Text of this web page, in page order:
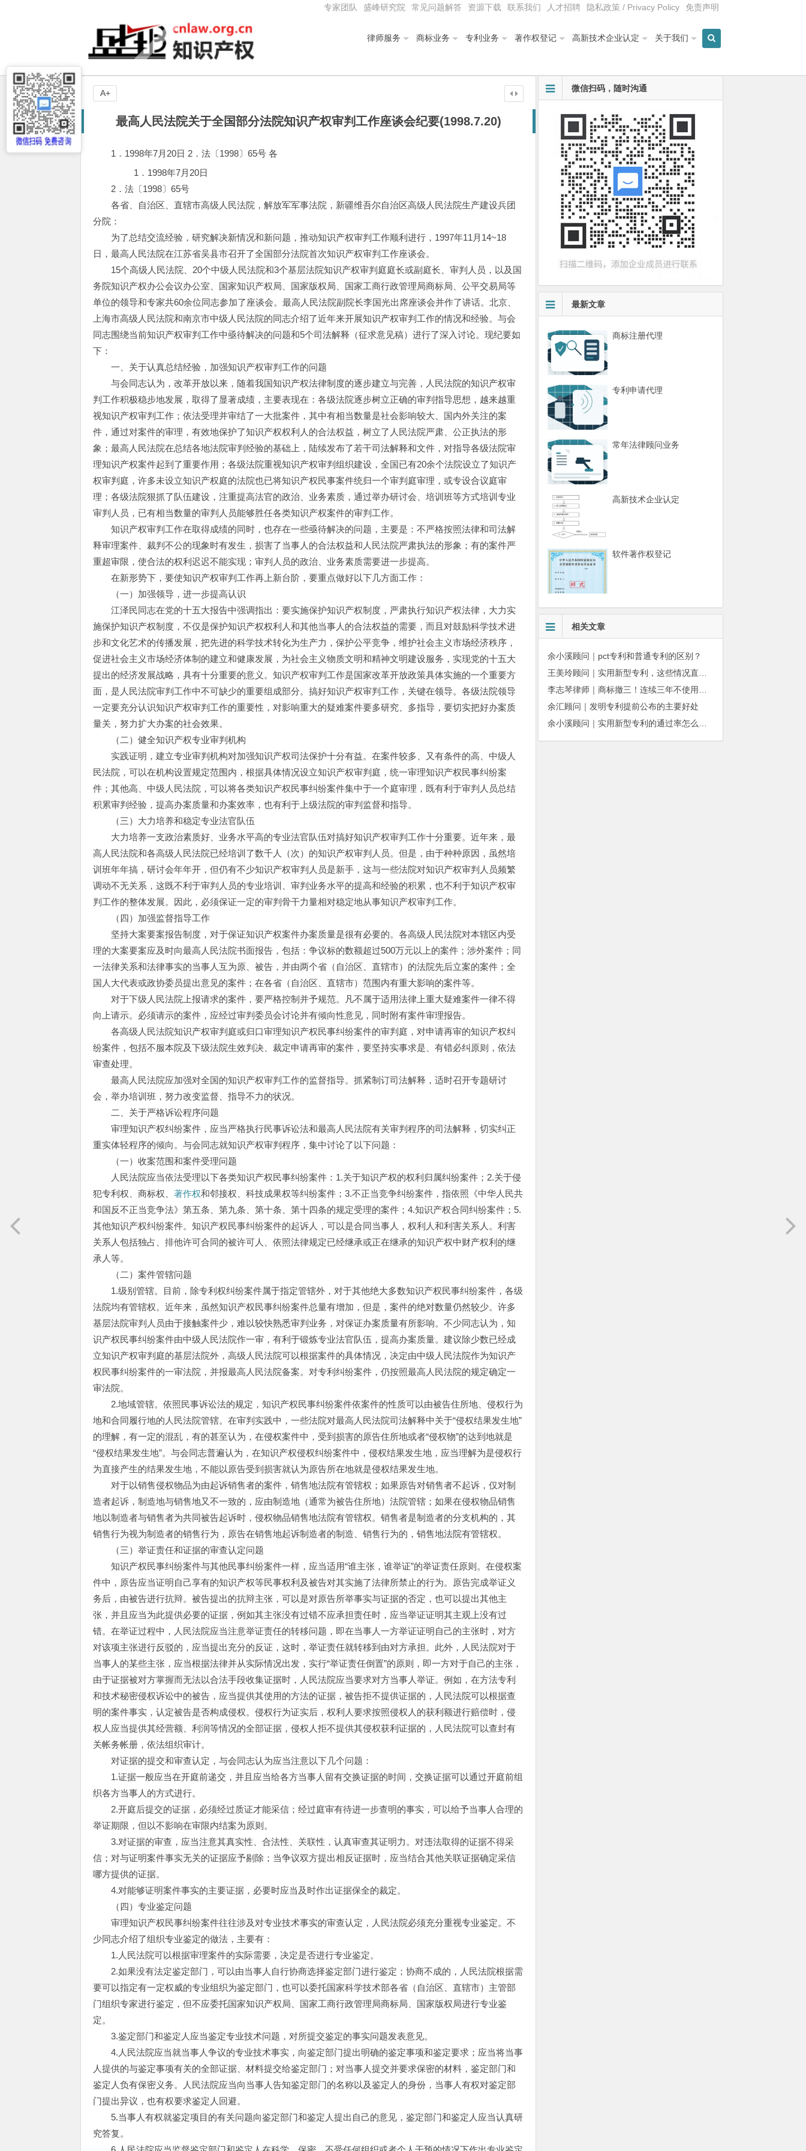
专家团队 盛峰研究院 常见问题解答 资源下载 联系我们 人才招聘 隐私政策 / Privacy Policy 免责声明
律师服务 商标业务 专利业务 著作权登记 高新技术企业认定 关于我们
最高人民法院关于全国部分法院知识产权审判工作座谈会纪要(1998.7.20)
1．1998年7月20日 2．法〔1998〕65号 各
1．1998年7月20日
2．法〔1998〕65号
各省、自治区、直辖市高级人民法院，解放军军事法院，新疆维吾尔自治区高级人民法院生产建设兵团
分院：
为了总结交流经验，研究解决新情况和新问题，推动知识产权审判工作顺利进行，1997年11月14~18
日，最高人民法院在江苏省吴县市召开了全国部分法院首次知识产权审判工作座谈会。
15个高级人民法院、20个中级人民法院和3个基层法院知识产权审判庭庭长或副庭长、审判人员，以及国
务院知识产权办公会议办公室、国家知识产权局、国家版权局、国家工商行政管理局商标局、公平交易局等
单位的领导和专家共60余位同志参加了座谈会。最高人民法院副院长李国光出席座谈会并作了讲话。北京、
上海市高级人民法院和南京市中级人民法院的同志介绍了近年来开展知识产权审判工作的情况和经验。与会
同志围绕当前知识产权审判工作中亟待解决的问题和5个司法解释（征求意见稿）进行了深入讨论。现纪要如
下：
一、关于认真总结经验，加强知识产权审判工作的问题
与会同志认为，改革开放以来，随着我国知识产权法律制度的逐步建立与完善，人民法院的知识产权审
判工作积极稳步地发展，取得了显著成绩，主要表现在：各级法院逐步树立正确的审判指导思想，越来越重
视知识产权审判工作；依法受理并审结了一大批案件，其中有相当数量是社会影响较大、国内外关注的案
件，通过对案件的审理，有效地保护了知识产权权利人的合法权益，树立了人民法院严肃、公正执法的形
象；最高人民法院在总结各地法院审判经验的基础上，陆续发布了若干司法解释和文件，对指导各级法院审
理知识产权案件起到了重要作用；各级法院重视知识产权审判组织建设，全国已有20余个法院设立了知识产
权审判庭，许多未设立知识产权庭的法院也已将知识产权民事案件统归一个审判庭审理，或专设合议庭审
理；各级法院狠抓了队伍建设，注重提高法官的政治、业务素质，通过举办研讨会、培训班等方式培训专业
审判人员，已有相当数量的审判人员能够胜任各类知识产权案件的审判工作。
知识产权审判工作在取得成绩的同时，也存在一些亟待解决的问题，主要是：不严格按照法律和司法解
释审理案件、裁判不公的现象时有发生，损害了当事人的合法权益和人民法院严肃执法的形象；有的案件严
重超审限，使合法的权利迟迟不能实现；审判人员的政治、业务素质需要进一步提高。
在新形势下，要使知识产权审判工作再上新台阶，要重点做好以下几方面工作：
（一）加强领导，进一步提高认识
江泽民同志在党的十五大报告中强调指出：要实施保护知识产权制度，严肃执行知识产权法律，大力实
施保护知识产权制度，不仅是保护知识产权权利人和其他当事人的合法权益的需要，而且对鼓励科学技术进
步和文化艺术的传播发展，把先进的科学技术转化为生产力，保护公平竞争，维护社会主义市场经济秩序，
促进社会主义市场经济体制的建立和健康发展，为社会主义物质文明和精神文明建设服务，实现党的十五大
提出的经济发展战略，具有十分重要的意义。知识产权审判工作是国家改革开放政策具体实施的一个重要方
面，是人民法院审判工作中不可缺少的重要组成部分。搞好知识产权审判工作，关键在领导。各级法院领导
一定要充分认识知识产权审判工作的重要性，对影响重大的疑难案件要多研究、多指导，要切实把好办案质
量关，努力扩大办案的社会效果。
（二）健全知识产权专业审判机构
实践证明，建立专业审判机构对加强知识产权司法保护十分有益。在案件较多、又有条件的高、中级人
民法院，可以在机构设置规定范围内，根据具体情况设立知识产权审判庭，统一审理知识产权民事纠纷案
件；其他高、中级人民法院，可以将各类知识产权民事纠纷案件集中于一个庭审理，既有利于审判人员总结
积累审判经验，提高办案质量和办案效率，也有利于上级法院的审判监督和指导。
（三）大力培养和稳定专业法官队伍
大力培养一支政治素质好、业务水平高的专业法官队伍对搞好知识产权审判工作十分重要。近年来，最
高人民法院和各高级人民法院已经培训了数千人（次）的知识产权审判人员。但是，由于种种原因，虽然培
训班年年搞，研讨会年年开，但仍有不少知识产权审判人员是新手，这与一些法院对知识产权审判人员频繁
调动不无关系，这既不利于审判人员的专业培训、审判业务水平的提高和经验的积累，也不利于知识产权审
判工作的整体发展。因此，必须保证一定的审判骨干力量相对稳定地从事知识产权审判工作。
（四）加强监督指导工作
坚持大案要案报告制度，对于保证知识产权案件办案质量是很有必要的。各高级人民法院对本辖区内受
理的大案要案应及时向最高人民法院书面报告，包括：争议标的数额超过500万元以上的案件；涉外案件；同
一法律关系和法律事实的当事人互为原、被告，并由两个省（自治区、直辖市）的法院先后立案的案件；全
国人大代表或政协委员提出意见的案件；在各省（自治区、直辖市）范围内有重大影响的案件等。
对于下级人民法院上报请求的案件，要严格控制并予规范。凡不属于适用法律上重大疑难案件一律不得
向上请示。必须请示的案件，应经过审判委员会讨论并有倾向性意见，同时附有案件审理报告。
各高级人民法院知识产权审判庭或归口审理知识产权民事纠纷案件的审判庭，对申请再审的知识产权纠
纷案件，包括不服本院及下级法院生效判决、裁定申请再审的案件，要坚持实事求是、有错必纠原则，依法
审查处理。
最高人民法院应加强对全国的知识产权审判工作的监督指导。抓紧制订司法解释，适时召开专题研讨
会，举办培训班，努力改变监督、指导不力的状况。
二、关于严格诉讼程序问题
审理知识产权纠纷案件，应当严格执行民事诉讼法和最高人民法院有关审判程序的司法解释，切实纠正
重实体轻程序的倾向。与会同志就知识产权审判程序，集中讨论了以下问题：
（一）收案范围和案件受理问题
人民法院应当依法受理以下各类知识产权民事纠纷案件：1.关于知识产权的权利归属纠纷案件；2.关于侵
犯专利权、商标权、著作权和邻接权、科技成果权等纠纷案件；3.不正当竞争纠纷案件，指依照《中华人民共
和国反不正当竞争法》第五条、第九条、第十条、第十四条的规定受理的案件；4.知识产权合同纠纷案件；5.
其他知识产权纠纷案件。知识产权民事纠纷案件的起诉人，可以是合同当事人，权利人和利害关系人。利害
关系人包括独占、排他许可合同的被许可人、依照法律规定已经继承或正在继承的知识产权中财产权利的继
承人等。
（二）案件管辖问题
1.级别管辖。目前，除专利权纠纷案件属于指定管辖外，对于其他绝大多数知识产权民事纠纷案件，各级
法院均有管辖权。近年来，虽然知识产权民事纠纷案件总量有增加，但是，案件的绝对数量仍然较少。许多
基层法院审判人员由于接触案件少，难以较快熟悉审判业务，对保证办案质量有所影响。不少同志认为，知
识产权民事纠纷案件由中级人民法院作一审，有利于锻炼专业法官队伍，提高办案质量。建议除少数已经成
立知识产权审判庭的基层法院外，高级人民法院可以根据案件的具体情况，决定由中级人民法院作为知识产
权民事纠纷案件的一审法院，并报最高人民法院备案。对专利纠纷案件，仍按照最高人民法院的规定确定一
审法院。
2.地域管辖。依照民事诉讼法的规定，知识产权民事纠纷案件依案件的性质可以由被告住所地、侵权行为
地和合同履行地的人民法院管辖。在审判实践中，一些法院对最高人民法院司法解释中关于“侵权结果发生地”
的理解，有一定的混乱，有的甚至认为，在侵权案件中，受到损害的原告住所地或者“侵权物”的达到地就是
“侵权结果发生地”。与会同志普遍认为，在知识产权侵权纠纷案件中，侵权结果发生地，应当理解为是侵权行
为直接产生的结果发生地，不能以原告受到损害就认为原告所在地就是侵权结果发生地。
对于以销售侵权物品为由起诉销售者的案件，销售地法院有管辖权；如果原告对销售者不起诉，仅对制
造者起诉，制造地与销售地又不一致的，应由制造地（通常为被告住所地）法院管辖；如果在侵权物品销售
地以制造者与销售者为共同被告起诉时，侵权物品销售地法院有管辖权。销售者是制造者的分支机构的，其
销售行为视为制造者的销售行为，原告在销售地起诉制造者的制造、销售行为的，销售地法院有管辖权。
（三）举证责任和证据的审查认定问题
知识产权民事纠纷案件与其他民事纠纷案件一样，应当适用“谁主张，谁举证”的举证责任原则。在侵权案
件中，原告应当证明自己享有的知识产权等民事权利及被告对其实施了法律所禁止的行为。原告完成举证义
务后，由被告进行抗辩。被告提出的抗辩主张，可以是对原告所举事实与证据的否定，也可以提出其他主
张，并且应当为此提供必要的证据，例如其主张没有过错不应承担责任时，应当举证证明其主观上没有过
错。在举证过程中，人民法院应当注意举证责任的转移问题，即在当事人一方举证证明自己的主张时，对方
对该项主张进行反驳的，应当提出充分的反证，这时，举证责任就转移到由对方承担。此外，人民法院对于
当事人的某些主张，应当根据法律并从实际情况出发，实行“举证责任倒置”的原则，即一方对于自己的主张，
由于证据被对方掌握而无法以合法手段收集证据时，人民法院应当要求对方当事人举证。例如，在方法专利
和技术秘密侵权诉讼中的被告，应当提供其使用的方法的证据，被告拒不提供证据的，人民法院可以根据查
明的案件事实，认定被告是否构成侵权。侵权行为证实后，权利人要求按照侵权人的获利额进行赔偿时，侵
权人应当提供其经营额、利润等情况的全部证据，侵权人拒不提供其侵权获利证据的，人民法院可以查封有
关帐务帐册，依法组织审计。
对证据的提交和审查认定，与会同志认为应当注意以下几个问题：
1.证据一般应当在开庭前递交，并且应当给各方当事人留有交换证据的时间，交换证据可以通过开庭前组
织各方当事人的方式进行。
2.开庭后提交的证据，必须经过质证才能采信；经过庭审有待进一步查明的事实，可以给予当事人合理的
举证期限，但以不影响在审限内结案为原则。
3.对证据的审查，应当注意其真实性、合法性、关联性，认真审查其证明力。对违法取得的证据不得采
信；对与证明案件事实无关的证据应予剔除；当争议双方提出相反证据时，应当结合其他关联证据确定采信
哪方提供的证据。
4.对能够证明案件事实的主要证据，必要时应当及时作出证据保全的裁定。
（四）专业鉴定问题
审理知识产权民事纠纷案件往往涉及对专业技术事实的审查认定，人民法院必须充分重视专业鉴定。不
少同志介绍了组织专业鉴定的做法，主要有：
1.人民法院可以根据审理案件的实际需要，决定是否进行专业鉴定。
2.如果没有法定鉴定部门，可以由当事人自行协商选择鉴定部门进行鉴定；协商不成的，人民法院根据需
要可以指定有一定权威的专业组织为鉴定部门，也可以委托国家科学技术部各省（自治区、直辖市）主管部
门组织专家进行鉴定，但不应委托国家知识产权局、国家工商行政管理局商标局、国家版权局进行专业鉴
定。
3.鉴定部门和鉴定人应当鉴定专业技术问题，对所提交鉴定的事实问题发表意见。
4.人民法院应当就当事人争议的专业技术事实，向鉴定部门提出明确的鉴定事项和鉴定要求；应当将当事
人提供的与鉴定事项有关的全部证据、材料提交给鉴定部门；对当事人提交并要求保密的材料，鉴定部门和
鉴定人负有保密义务。人民法院应当向当事人告知鉴定部门的名称以及鉴定人的身份，当事人有权对鉴定部
门提出异议，也有权要求鉴定人回避。
5.当事人有权就鉴定项目的有关问题向鉴定部门和鉴定人提出自己的意见，鉴定部门和鉴定人应当认真研
究答复。
A+ 微信扫码，随时沟通
最新文章
商标注册代理
专利申请代理
常年法律顾问业务
高新技术企业认定
软件著作权登记
相关文章
余小溪顾问｜pct专利和普通专利的区别？
余汇顾问｜发明专利提前公布‌的主要好处